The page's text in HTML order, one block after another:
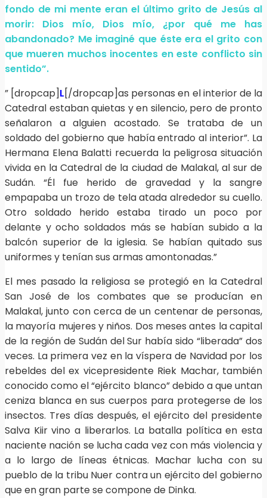
fondo de mi mente eran el último grito de Jesús al
morir: Dios mío, Dios mío, ¿por qué me has
abandonado? Me imaginé que éste era el grito con
que mueren muchos inocentes en este conflicto sin
sentido”.
” [dropcap]L[/dropcap]as personas en el interior de la
Catedral estaban quietas y en silencio, pero de pronto
señalaron a alguien acostado. Se trataba de un
soldado del gobierno que había entrado al interior”. La
Hermana Elena Balatti recuerda la peligrosa situación
vivida en la Catedral de la ciudad de Malakal, al sur de
Sudán. “Él fue herido de gravedad y la sangre
empapaba un trozo de tela atada alrededor su cuello.
Otro soldado herido estaba tirado un poco por
delante y ocho soldados más se habían subido a la
balcón superior de la iglesia. Se habían quitado sus
uniformes y tenían sus armas amontonadas.”
El mes pasado la religiosa se protegió en la Catedral
San José de los combates que se producían en
Malakal, junto con cerca de un centenar de personas,
la mayoría mujeres y niños. Dos meses antes la capital
de la región de Sudán del Sur había sido “liberada” dos
veces. La primera vez en la víspera de Navidad por los
rebeldes del ex vicepresidente Riek Machar, también
conocido como el “ejército blanco” debido a que untan
ceniza blanca en sus cuerpos para protegerse de los
insectos. Tres días después, el ejército del presidente
Salva Kiir vino a liberarlos. La batalla política en esta
naciente nación se lucha cada vez con más violencia y
a lo largo de líneas étnicas. Machar lucha con su
pueblo de la tribu Nuer contra un ejército del gobierno
que en gran parte se compone de Dinka.